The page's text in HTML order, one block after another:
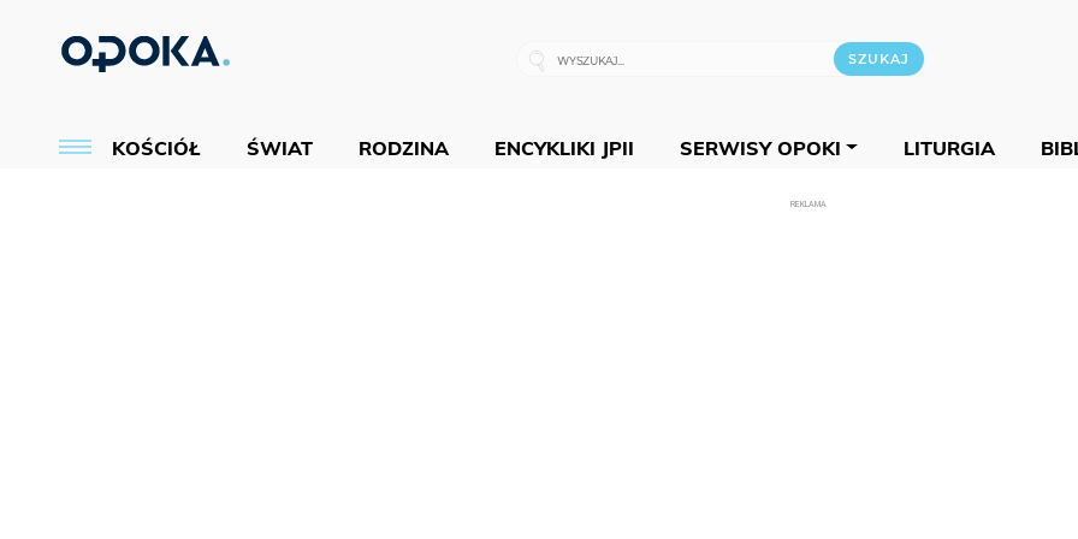
KOŚCIÓŁ ŚWIAT RODZINA ENCYKLIKI JPII SERWISY OPOKI LITURGIA
REKLAMA